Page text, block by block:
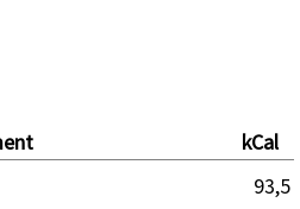
kCal
93,5